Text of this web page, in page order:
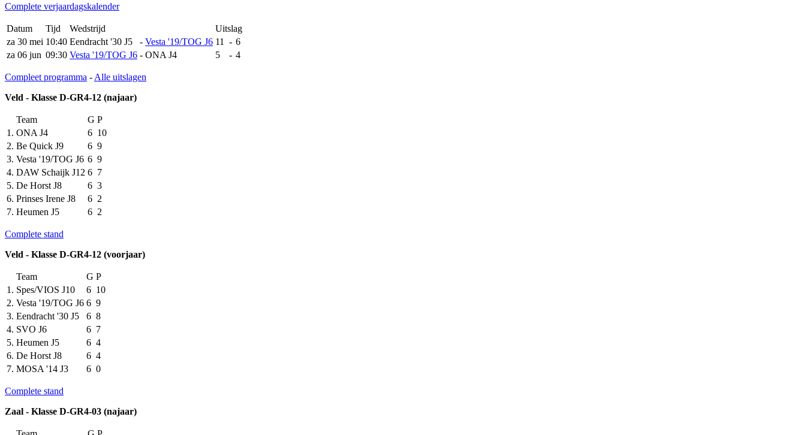
Complete verjaardagskalender
Datum Tijd Wedstrijd
Uitslag
za 30 mei 10:40 Eendracht '30 J5 - Vesta '19/TOG J6 11 - 6
za 06 jun 09:30 Vesta '19/TOG J6 - ONA J4 5 - 4
Compleet programma - Alle uitslagen
Veld - Klasse D-GR4-12 (najaar)
Team G P
1. ONA J4 6 10
2. Be Quick J9 6 9
3. Vesta '19/TOG J6 6 9
4. DAW Schaijk J12 6 7
5. De Horst J8 6 3
6. Prinses Irene J8 6 2
7. Heumen J5 6 2
Complete stand
Veld - Klasse D-GR4-12 (voorjaar)
Team G P
1. Spes/VIOS J10 6 10
2. Vesta '19/TOG J6 6 9
3. Eendracht '30 J5 6 8
4. SVO J6 6 7
5. Heumen J5 6 4
6. De Horst J8 6 4
7. MOSA '14 J3 6 0
Complete stand
Zaal - Klasse D-GR4-03 (najaar)